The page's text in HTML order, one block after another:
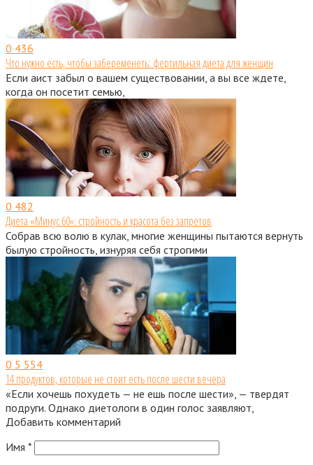
0 436
Что нужно есть, чтобы забеременеть: фертильная диета для женщин
Если аист забыл о вашем существовании, а вы все ждете,
когда он посетит семью,
0 482
Диета «Минус 60»: стройность и красота без запретов
Собрав всю волю в кулак, многие женщины пытаются вернуть
былую стройность, изнуряя себя строгими
0 5 554
14 продуктов, которые не стоит есть после шести вечера
«Если хочешь похудеть — не ешь после шести», — твердят
подруги. Однако диетологи в один голос заявляют,
Добавить комментарий
Имя *